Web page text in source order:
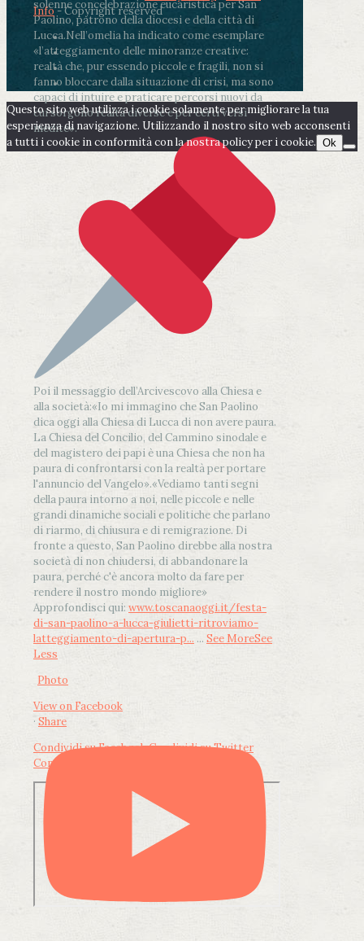
solenne concelebrazione eucaristica per San
Paolino, patrono della diocesi e della città di
Lucca.Nell’omelia ha indicato come esemplare
«l’atteggiamento delle minoranze creative:
realtà che, pur essendo piccole e fragili, non si
fanno bloccare dalla situazione di crisi, ma sono
capaci di intuire e praticare percorsi nuovi da
cui sorgono realtà diverse e per certi versi
inedite».
Poi il messaggio dell’Arcivescovo alla Chiesa e
alla società:«Io mi immagino che San Paolino
dica oggi alla Chiesa di Lucca di non avere paura.
La Chiesa del Concilio, del Cammino sinodale e
del magistero dei papi è una Chiesa che non ha
paura di confrontarsi con la realtà per portare
l'annuncio del Vangelo».«Vediamo tanti segni
della paura intorno a noi, nelle piccole e nelle
grandi dinamiche sociali e politiche che parlano
di riarmo, di chiusura e di remigrazione. Di
fronte a questo, San Paolino direbbe alla nostra
società di non chiudersi, di abbandonare la
paura, perché c'è ancora molto da fare per
rendere il nostro mondo migliore»
Approfondisci qui: www.toscanaoggi.it/festa-
di-san-paolino-a-lucca-giulietti-ritroviamo-
latteggiamento-di-apertura-p... ... See MoreSee
Less
Photo
View on Facebook
· Share
Condividi su FacebookCondividi su Twitter
Condividi su LinkedIn
Info- Copyright reserved
Questo sito web utilizza i cookie solamente per migliorare la tua
esperienza di navigazione. Utilizzando il nostro sito web acconsenti
a tutti i cookie in conformità con la nostra policy per i cookie. Ok